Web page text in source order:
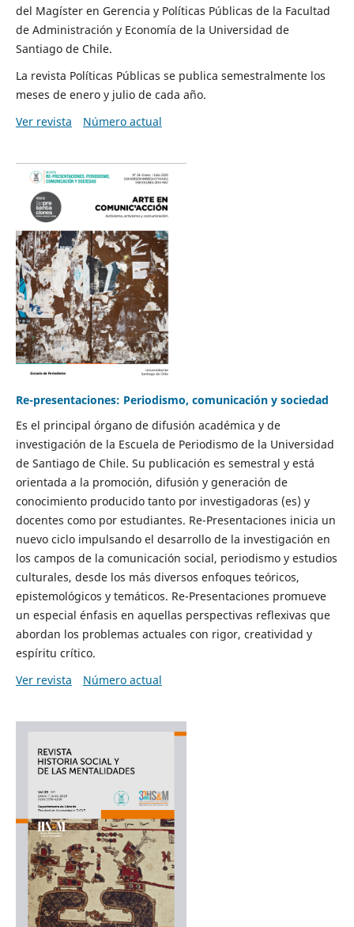
del Magíster en Gerencia y Políticas Públicas de la Facultad
de Administración y Economía de la Universidad de
Santiago de Chile.
La revista Políticas Públicas se publica semestralmente los
meses de enero y julio de cada año.
Ver revista
Número actual
Re-presentaciones: Periodismo, comunicación y sociedad
Es el principal órgano de difusión académica y de
investigación de la Escuela de Periodismo de la Universidad
de Santiago de Chile. Su publicación es semestral y está
orientada a la promoción, difusión y generación de
conocimiento producido tanto por investigadoras (es) y
docentes como por estudiantes. Re-Presentaciones inicia un
nuevo ciclo impulsando el desarrollo de la investigación en
los campos de la comunicación social, periodismo y estudios
culturales, desde los más diversos enfoques teóricos,
epistemológicos y temáticos. Re-Presentaciones promueve
un especial énfasis en aquellas perspectivas reflexivas que
abordan los problemas actuales con rigor, creatividad y
espíritu crítico.
Ver revista
Número actual